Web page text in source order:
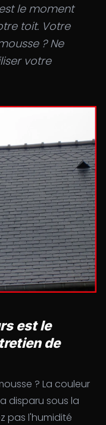
le moment
toit. Votre
? Ne
votre
est le
de
? La couleur
disparu sous la
pas l'humidité